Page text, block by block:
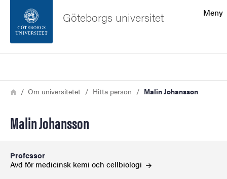
Sidfoten
Meny
Göteborgs universitet
Länkstig
HemOm universitetet Hitta person Malin Johansson
Malin Johansson
Professor
Avd för medicinsk kemi och cellbiologi